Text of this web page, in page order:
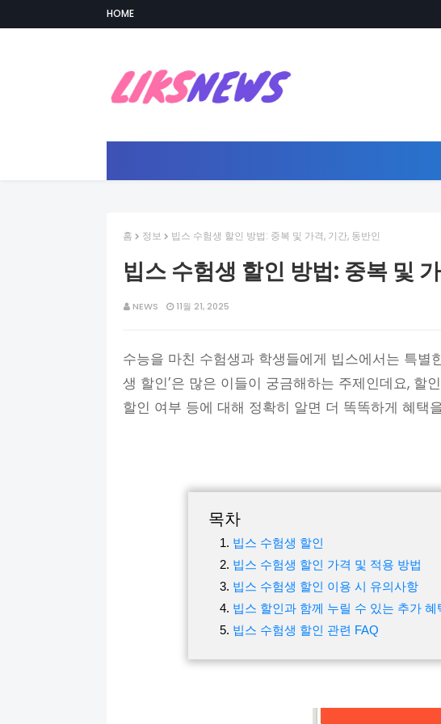
HOME
홈 정보 빕스 수험생 할인 방법: 중복 및 가격, 기간, 동반인
빕스 수험생 할인 방법: 중복 및
NEWS 11월 21, 2025
수능을 마친 수험생과 학생들에게 빕스에서는 특별
생 할인’은 많은 이들이 궁금해하는 주제인데요, 할
할인 여부 등에 대해 정확히 알면 더 똑똑하게 혜택
목차
빕스 수험생 할인
빕스 수험생 할인 가격 및 적용 방법
빕스 수험생 할인 이용 시 유의사항
빕스 할인과 함께 누릴 수 있는 추가 혜
빕스 수험생 할인 관련 FAQ